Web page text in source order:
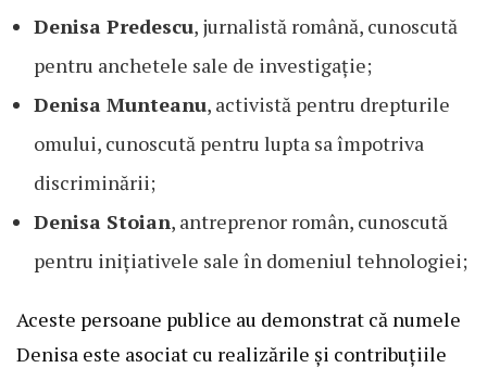
Denisa Predescu, jurnalistă română, cunoscută
pentru anchetele sale de investigație;
Denisa Munteanu, activistă pentru drepturile
omului, cunoscută pentru lupta sa împotriva
discriminării;
Denisa Stoian, antreprenor român, cunoscută
pentru inițiativele sale în domeniul tehnologiei;
Aceste persoane publice au demonstrat că numele
Denisa este asociat cu realizările și contribuțiile